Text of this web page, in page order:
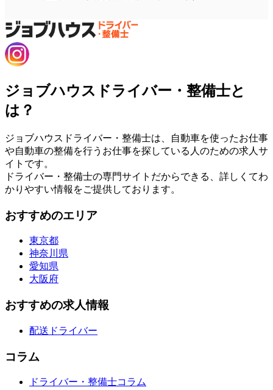
ジョブハウスドライバー・整備士と
は？
ジョブハウスドライバー・整備士は、自動車を使ったお仕事
や自動車の整備を行うお仕事を探している人のための求人サ
イトです。
ドライバー・整備士の専門サイトだからできる、詳しくてわ
かりやすい情報をご提供しております。
おすすめのエリア
東京都
神奈川県
愛知県
大阪府
おすすめの求人情報
配送ドライバー
コラム
ドライバー・整備士コラム